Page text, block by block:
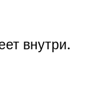
внутри.